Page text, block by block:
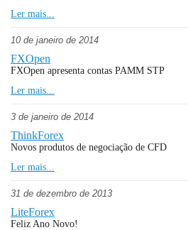
Ler mais...
10 de janeiro de 2014
FXOpen
FXOpen apresenta contas PAMM STP
Ler mais...
3 de janeiro de 2014
ThinkForex
Novos produtos de negociação de CFD
Ler mais...
31 de dezembro de 2013
LiteForex
Feliz Ano Novo!